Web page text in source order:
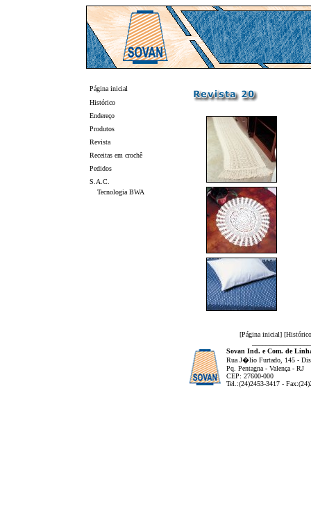
Página inicial
Histórico
Endereço
Produtos
Revista
Receitas em crochê
Pedidos
S.A.C.
Tecnologia BWA
[Página inicial] [Histórico
Sovan Ind. e Com. de
Rua J�lio Furtado, 145 -
Pq. Pentagna - Valença - RJ
CEP: 27600-000
Tel.:(24)2453-3417 -